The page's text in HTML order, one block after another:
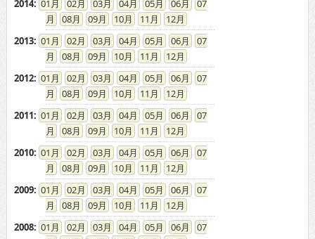
2014: 01 02 03 04 05 06
07
08
09 10 11
12
2013: 01 02 03 04 05 06
07
08
09 10 11
12
2012: 01 02 03 04 05 06
07
08
09 10 11
12
2011: 01 02 03 04 05 06
07
08
09 10 11
12
2010: 01 02 03 04 05 06
07
08
09 10 11
12
2009: 01 02 03 04 05 06
07
08
09 10 11
12
2008: 01 02 03 04 05 06
07